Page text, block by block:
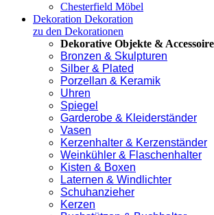
Chesterfield Möbel
Dekoration Dekoration
zu den Dekorationen
Dekorative Objekte &
Bronzen & Skulpturen
Silber & Plated
Porzellan & Keramik
Uhren
Spiegel
Garderobe & Kleiderständer
Vasen
Kerzenhalter & Kerzenständer
Weinkühler & Flaschenhalter
Kisten & Boxen
Laternen & Windlichter
Schuhanzieher
Kerzen